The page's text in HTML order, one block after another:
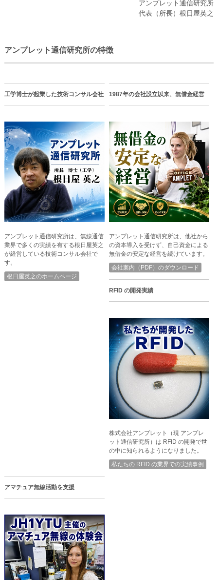
アンプレット通信研究所
代表（所長）根日屋英之
アンプレット通信研究所の特徴
工学博士が起業した技術コンサル会社
アンプレット通信研究所は、無線通信
業界で多くの実績を有する根日屋英之
が経営している技術コンサル会社で
す。
根日屋英之のホームページ
1987年の会社設立以来、無借金経営
アンプレット通信研究所は、他社から
の資本導入を受けず、自己資金による
無借金の安定な経営を続けています。
会社案内（PDF）のダウンロード
RFID の開発実績
株式会社アンプレット（現 アンプレ
ット通信研究所）は RFID の開発で世
の中に知られるようになりました。
私たちの RFID の業界での実績事例
アマチュア無線活動を支援